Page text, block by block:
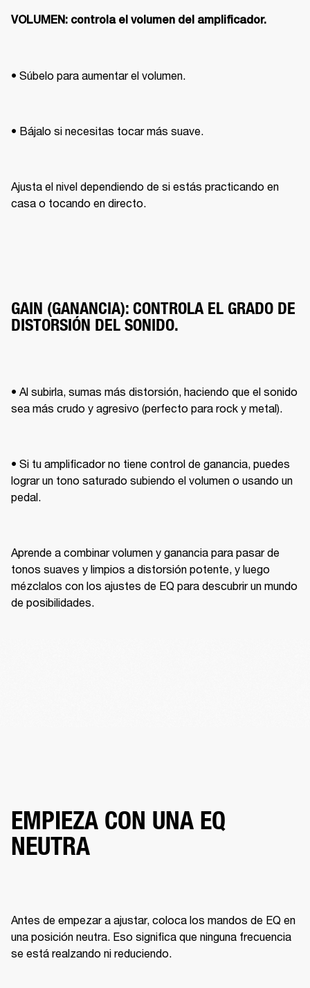
VOLUMEN: controla el volumen del amplificador.
• Súbelo para aumentar el volumen.
• Bájalo si necesitas tocar más suave.
Ajusta el nivel dependiendo de si estás practicando en
casa o tocando en directo.
GAIN (GANANCIA): CONTROLA EL GRADO DE
DISTORSIÓN DEL SONIDO.
• Al subirla, sumas más distorsión, haciendo que el sonido
sea más crudo y agresivo (perfecto para rock y metal).
• Si tu amplificador no tiene control de ganancia, puedes
lograr un tono saturado subiendo el volumen o usando un
pedal.
Aprende a combinar volumen y ganancia para pasar de
tonos suaves y limpios a distorsión potente, y luego
mézclalos con los ajustes de EQ para descubrir un mundo
de posibilidades.
EMPIEZA CON UNA EQ
NEUTRA
Antes de empezar a ajustar, coloca los mandos de EQ en
una posición neutra. Eso significa que ninguna frecuencia
se está realzando ni reduciendo.